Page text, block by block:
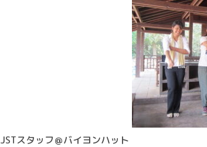
JSTスタッフ＠バイヨンハット